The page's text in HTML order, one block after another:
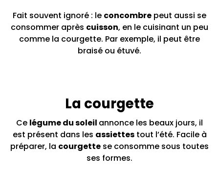
Fait souvent ignoré : le concombre peut aussi se
consommer après cuisson, en le cuisinant un peu
comme la courgette. Par exemple, il peut être
braisé ou étuvé.
La courgette
Ce légume du soleil annonce les beaux jours, il
est présent dans les assiettestout l’été. Facile à
préparer, la courgette se consomme sous toutes
ses formes.